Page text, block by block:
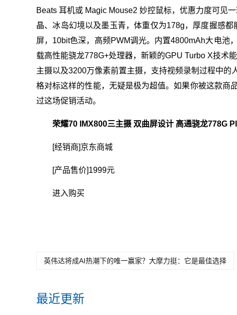
Beats 耳机或 Magic Mouse2 妙控鼠标，优惠力度可见
晶、冰岛幻境以及墨玉青，体重仅为178g，厚度握感
屏，10bit色深，高频PWM调光。内置4800mAh大电池
载高性能骁龙778G+处理器，新颖的GPU Turbo X技术
主摄以及3200万像素前置主摄，支持视频录制过程中
格对标这样的性能，无疑是极为超值。如果你被这款商
过这场促销活动。
荣耀70 IMX800三主摄 双曲屏设计 高通骁龙778G
[经销商]京东商城
[产品售价]1999元
进入购买
英伟达将成AI热潮下的唯一赢家？大摩力挺：它是最佳选择
最近更新